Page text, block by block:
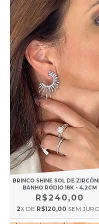
BRINCO SHINE SOL DE
BANHO RÓDIO 18K - 4,2CM
R$240,00
2X DE R$120,00 SEM